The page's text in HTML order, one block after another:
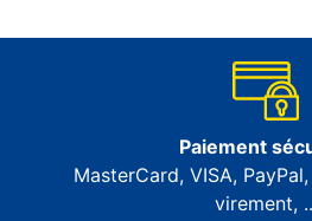
Paiement
MasterCard, VISA,
virement,